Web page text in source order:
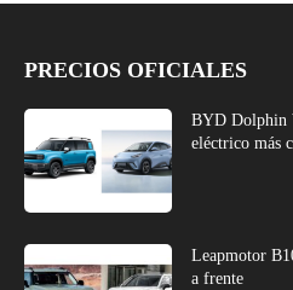
PRECIOS OFICIALES
BYD Dolphin
eléctrico más
Leapmotor
a frente